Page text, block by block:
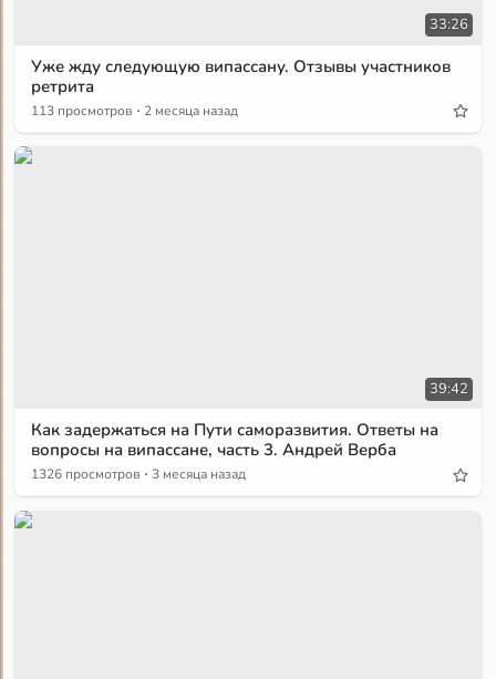
33:26
Уже жду следующую випассану. Отзывы участников
ретрита
113 просмотров · 2 месяца назад
39:42
Как задержаться на Пути саморазвития. Ответы на
вопросы на випассане, часть 3. Андрей Верба
1326 просмотров · 3 месяца назад